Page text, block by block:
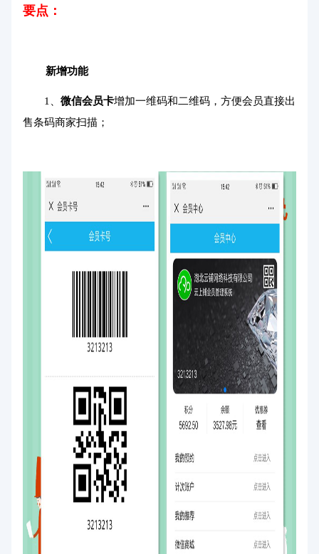
要点：
新增功能
1、 微信会员卡增加一维码和二维码，方便会员直接出
售条码商家扫描；